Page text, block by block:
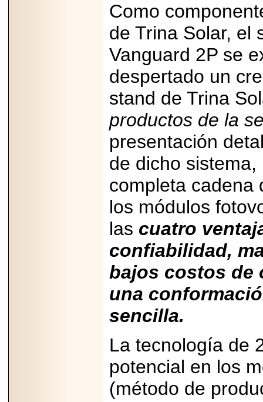
Como
de Trina Solar, el
Vanguard 2P se
despertado un
stand de Trina
productos de la
presentación
de dicho
completa cadena
los módulos
las cuatro
confiabilidad,
bajos costos de
una
sencilla.
La tecnología de
potencial en los
(método de